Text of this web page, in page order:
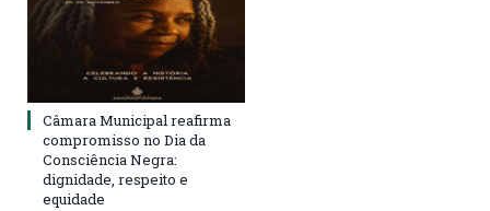
Câmara Municipal reafirma
compromisso no Dia da
Consciência Negra:
dignidade, respeito e
equidade